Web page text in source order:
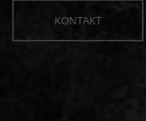
KONTAKT